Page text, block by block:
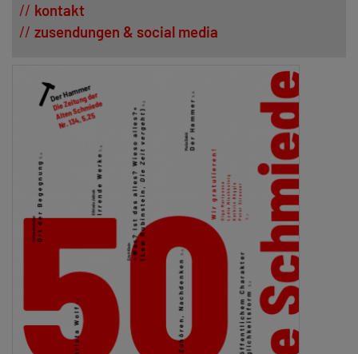
kontakt
zusendungen & social media